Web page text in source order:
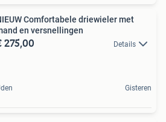
Comfortabele driewieler met
en versnellingen
275,00 Details
Gisteren